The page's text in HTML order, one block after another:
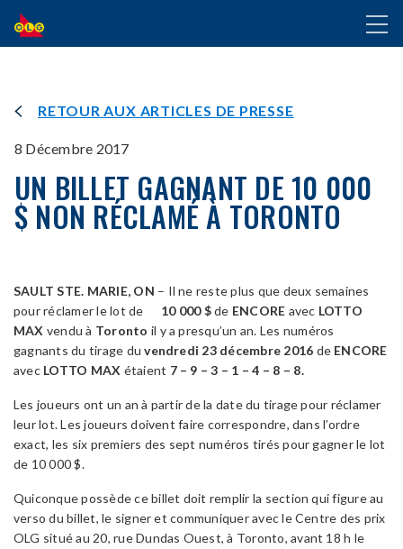
ALLER
AU
CONTENU
RETOUR AUX ARTICLES DE PRESSE
8 Décembre 2017
UN BILLET GAGNANT DE 10 000
$ NON RÉCLAMÉ À TORONTO
SAULT STE. MARIE, ON – Il ne reste plus que deux semaines
pour réclamer le lot de 10 000 $de ENCORE avec LOTTO
MAX vendu à Toronto il y a presqu’un an. Les numéros
gagnants du tirage duvendredi 23 décembre 2016 de ENCORE
avecLOTTO MAX étaient 7 – 9 – 3 – 1 – 4 – 8 – 8.
Les joueurs ont un an à partir de la date du tirage pour réclamer
leur lot. Les joueurs doivent faire correspondre, dans l’ordre
exact, les six premiers des sept numéros tirés pour gagner le lot
de 10 000 $.
Quiconque possède ce billet doit remplir la section qui figure au
verso du billet, le signer et communiquer avec le Centre des prix
OLG situé au 20, rue Dundas Ouest, à Toronto, avant 18 h le